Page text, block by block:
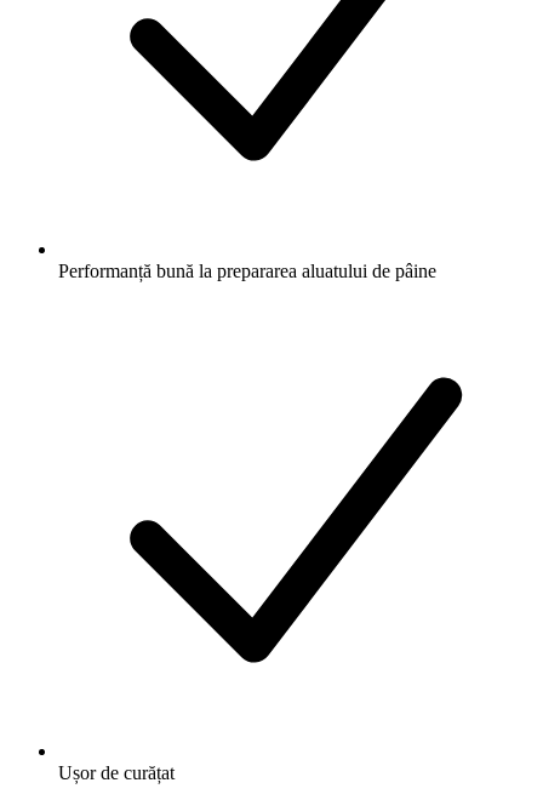
Performanță bună la prepararea aluatului de pâine
Ușor de curățat